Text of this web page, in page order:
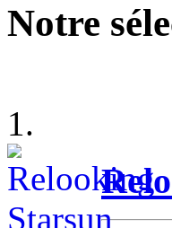
Notre
1.